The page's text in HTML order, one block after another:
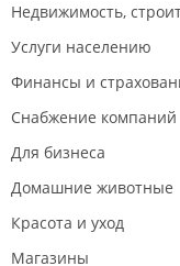
Недвижимость,
Услуги населению
Финансы и
Снабжение компаний
Для бизнеса
Домашние животные
Красота и уход
Магазины